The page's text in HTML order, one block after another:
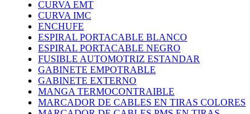
CURVA EMT
CURVA IMC
ENCHUFE
ESPIRAL PORTACABLE BLANCO
ESPIRAL PORTACABLE NEGRO
FUSIBLE AUTOMOTRIZ ESTANDAR
GABINETE EMPOTRABLE
GABINETE EXTERNO
MANGA TERMOCONTRAIBLE
MARCADOR DE CABLES EN TIRAS COLORES